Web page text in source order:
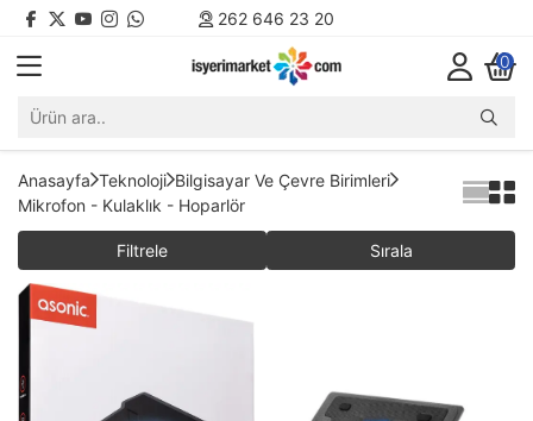
262 646 23 20
0
Anasayfa Teknoloji Bilgisayar Ve Çevre Birimleri
Mikrofon - Kulaklık - Hoparlör
Filtrele Sırala